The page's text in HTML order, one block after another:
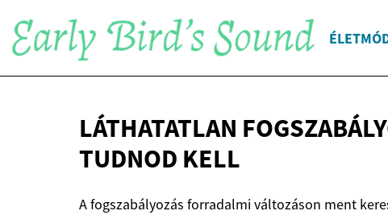
LÁTHATATLAN
TUDNOD KELL
A fogszabályozás forradalmi változáson ment